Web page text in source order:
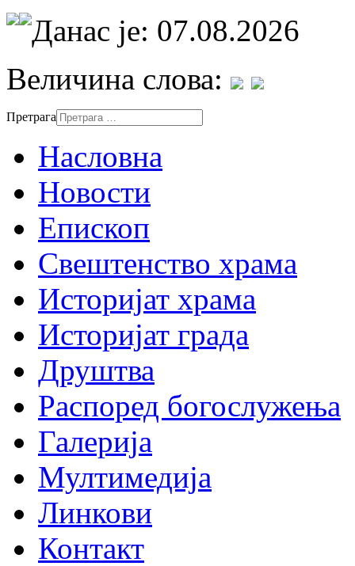
Данас је: 07.08.2026
Величина слова:
Претрага
Насловна
Новости
Епископ
Свештенство храма
Историјат храма
Историјат града
Друштва
Распоред богослужења
Галерија
Мултимедија
Линкови
Контакт